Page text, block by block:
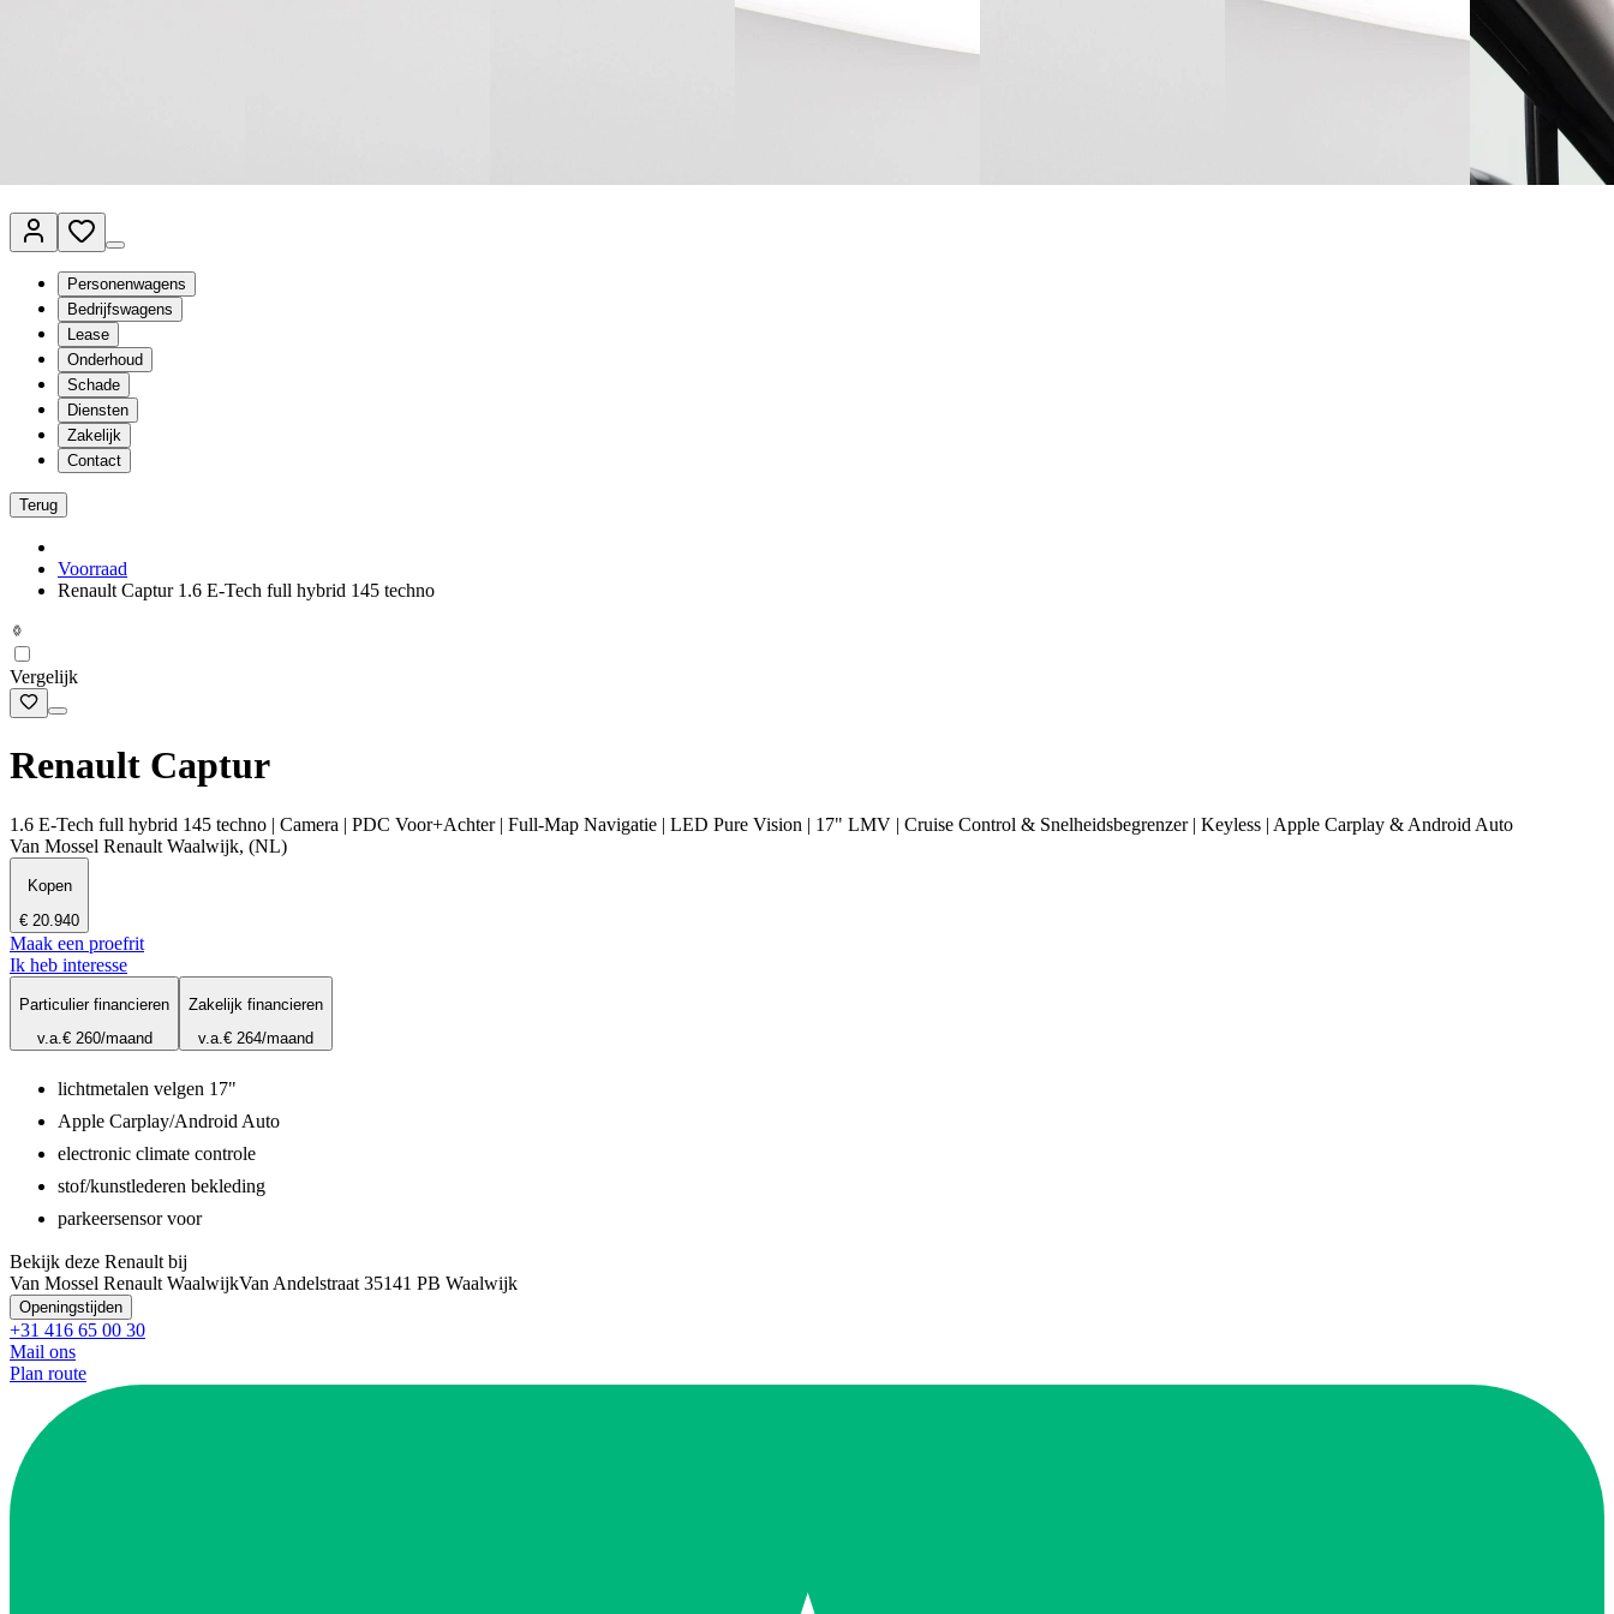
Personenwagens
Bedrijfswagens
Lease
Onderhoud
Schade
Diensten
Zakelijk
Contact
Terug
Voorraad
Renault Captur 1.6 E-Tech full hybrid 145 techno
Vergelijk
Renault Captur
1.6 E-Tech full hybrid 145 techno | Camera | PDC Voor+Achter | Full-Map Navigatie | LED Pure Vision | 17" LMV | Cruise Control & Snelheidsbegrenzer | Keyless | Apple Carplay & Android Auto
Van Mossel Renault Waalwijk, (NL)
Kopen
€ 20.940
Maak een proefrit
Ik heb interesse
Particulier financieren
v.a.€ 260/maand
Zakelijk financieren
v.a.€ 264/maand
lichtmetalen velgen 17"
Apple Carplay/Android Auto
electronic climate controle
stof/kunstlederen bekleding
parkeersensor voor
Bekijk deze Renault bij
Van Mossel Renault WaalwijkVan Andelstraat 35141 PB Waalwijk
Openingstijden
+31 416 65 00 30
Mail ons
Plan route